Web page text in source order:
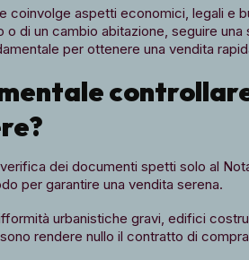
coinvolge aspetti economici, legali e
di un cambio abitazione, seguire una
per ottenere una vendita
dei documenti spetti solo al
per garantire una vendita serena.
urbanistiche gravi, edifici
rendere nullo il contratto di